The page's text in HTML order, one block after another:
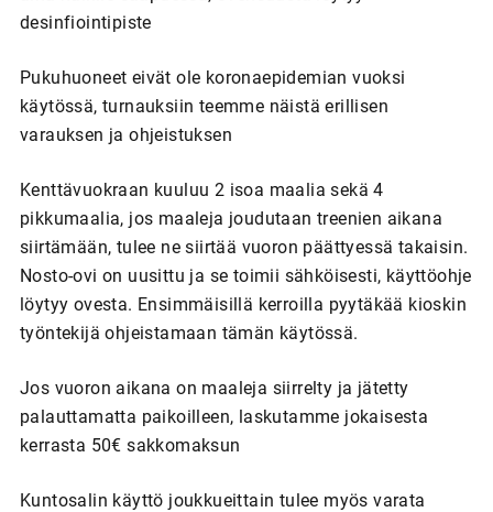
desinfiointipiste
Pukuhuoneet eivät ole koronaepidemian vuoksi
käytössä, turnauksiin teemme näistä erillisen
varauksen ja ohjeistuksen
Kenttävuokraan kuuluu 2 isoa maalia sekä 4
pikkumaalia, jos maaleja joudutaan treenien aikana
siirtämään, tulee ne siirtää vuoron päättyessä takaisin.
Nosto-ovi on uusittu ja se toimii sähköisesti, käyttöohje
löytyy ovesta. Ensimmäisillä kerroilla pyytäkää kioskin
työntekijä ohjeistamaan tämän käytössä.
Jos vuoron aikana on maaleja siirrelty ja jätetty
palauttamatta paikoilleen, laskutamme jokaisesta
kerrasta 50€ sakkomaksun
Kuntosalin käyttö joukkueittain tulee myös varata